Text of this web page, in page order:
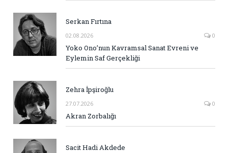
Serkan Fırtına
02.08.2026 0
Yoko Ono’nun Kavramsal Sanat Evreni ve
Eylemin Saf Gerçekliği
Zehra İpşiroğlu
27.07.2026 0
Akran Zorbalığı
Sacit Hadi Akdede